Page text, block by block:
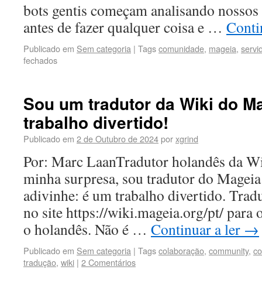
bots gentis começam analisando
antes de fazer qualquer coisa e …
Publicado em Sem categoria | Tagscomunidade, mageia,
fechados
Sou um tradutor da Wiki do
trabalho divertido!
Publicado em 2 de Outubro de 2024porxgrind
Por: Marc LaanTradutor holandês da
minha surpresa, sou tradutor do
adivinhe: é um trabalho divertido.
no site https://wiki.mageia.org/pt/ para
o holandês. Não é … Continuar a ler →
Publicado em Sem categoria | Tagscolaboração, community,
tradução, wiki | 2 Comentários